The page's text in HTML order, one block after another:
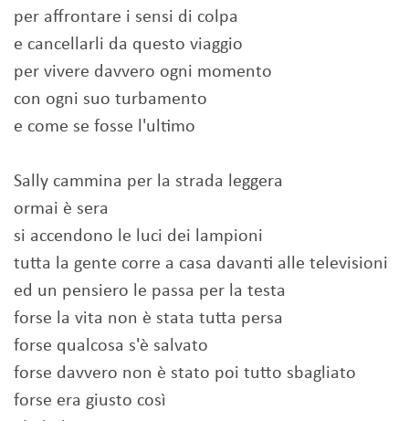
per affrontare i sensi di colpa
e cancellarli da questo viaggio
per vivere davvero ogni momento
con ogni suo turbamento
e come se fosse l'ultimo
Sally cammina per la strada leggera
ormai è sera
si accendono le luci dei lampioni
tutta la gente corre a casa davanti alle televisioni
ed un pensiero le passa per la testa
forse la vita non è stata tutta persa
forse qualcosa s'è salvato
forse davvero non è stato poi tutto sbagliato
forse era giusto così